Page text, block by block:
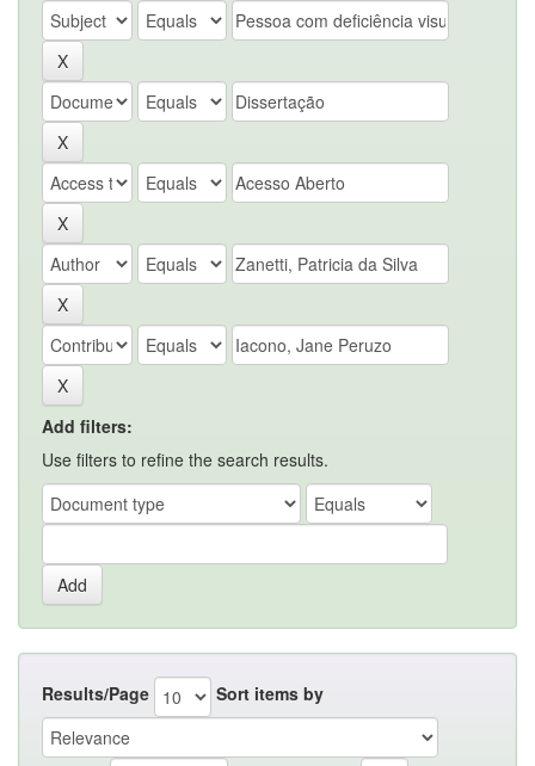
Add filters:
Use filters to refine the search results.
Results/Page Sort items by